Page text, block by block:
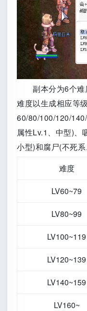
副本分为6个难
难度以生成相应等
60/80/100/120/
属性Lv.1、中型)、
小型)和腐尸(不死系
难度
LV60~79
LV80~99
LV100~119
LV120~139
LV140~159
LV160~